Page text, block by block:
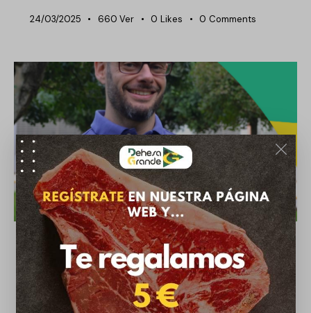
24/03/2025 660 Ver 0 Likes 0 Comments
NOTICIAS DEHESA GRANDE
Fernando Estellés hablará sobre la
sostenibilidad del vacuno en el 25
aniversario de Dehesa Grande